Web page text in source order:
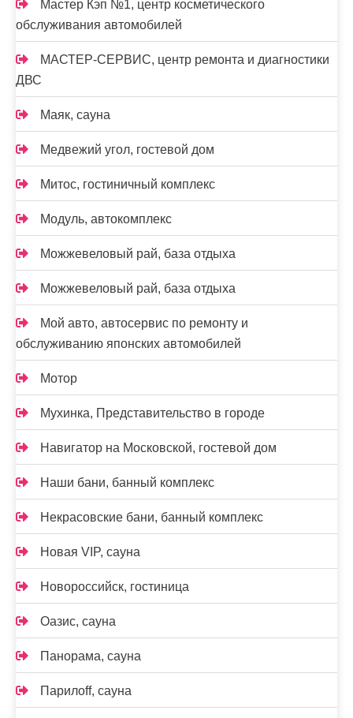
Мастер Кэп №1, центр косметического
обслуживания автомобилей
МАСТЕР-СЕРВИС, центр ремонта и диагностики
ДВС
Маяк, сауна
Медвежий угол, гостевой дом
Митос, гостиничный комплекс
Модуль, автокомплекс
Можжевеловый рай, база отдыха
Можжевеловый рай, база отдыха
Мой авто, автосервис по ремонту и
обслуживанию японских автомобилей
Мотор
Мухинка, Представительство в городе
Навигатор на Московской, гостевой дом
Наши бани, банный комплекс
Некрасовские бани, банный комплекс
Новая VIP, сауна
Новороссийск, гостиница
Оазис, сауна
Панорама, сауна
Парилоff, сауна